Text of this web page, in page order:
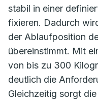
stabil in einer
fixieren. Dadurch
der Ablaufposition
übereinstimmt. Mit
von bis zu 300
deutlich die
Gleichzeitig sorgt